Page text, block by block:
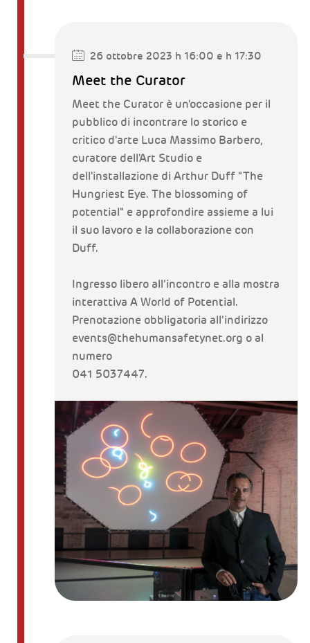
26 ottobre 2023 h 16:00 e h 17:30
Meet the Curator
Meet the Curator è un'occasione per il
pubblico di incontrare lo storico e
critico d'arte Luca Massimo Barbero,
curatore dell'Art Studio e
dell'installazione di Arthur Duff "The
Hungriest Eye. The blossoming of
potential" e approfondire assieme a lui
il suo lavoro e la collaborazione con
Duff.
Ingresso libero all’incontro e alla mostra
interattiva A World of Potential.
Prenotazione obbligatoria all’indirizzo
events@thehumansafetynet.org o al
numero
041 5037447.